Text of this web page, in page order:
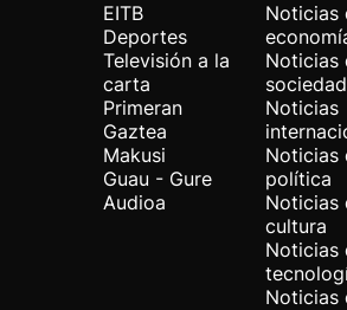
EITB
Deportes
Televisión a la
carta
Primeran
Gaztea
Makusi
Guau - Gure
Audioa
Noticias
Noticias
sociedad
Noticias
Noticias
política
Noticias
cultura
Noticias
Noticias